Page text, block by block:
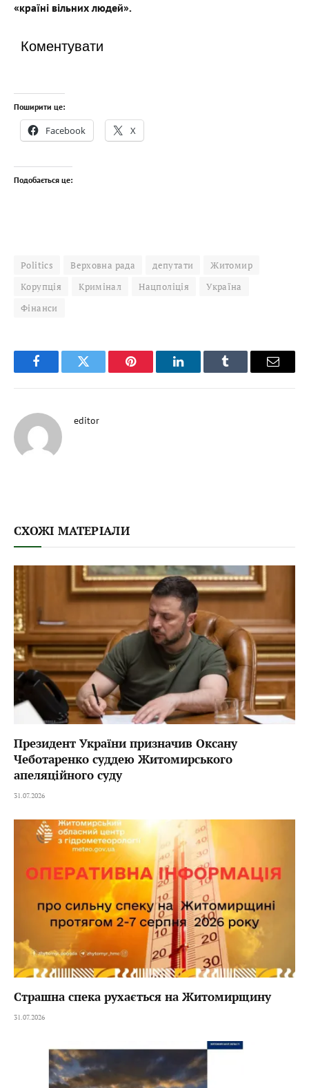
«країні вільних людей».
Коментувати
Поширити це:
Facebook X
Подобається це:
Politics Верховна рада депутати
Житомир
Корупція
Кримінал Нацполіція
Україна
Фінанси
FacebookTwitter Pinterest LinkedInTumblr Email
editor
СХОЖІ МАТЕРІАЛИ
Президент України призначив Оксану
Чеботаренко суддею Житомирського
апеляційного суду
31.07.2026
Страшна спека рухається на Житомирщину
31.07.2026